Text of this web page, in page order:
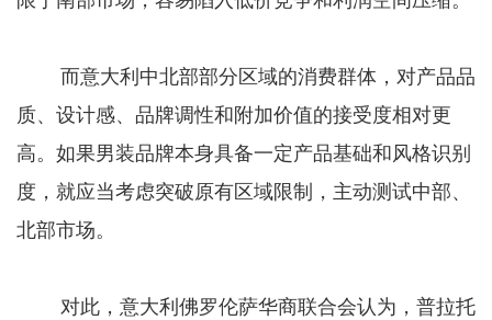
而意大利中北部部分区域的消费群体，对产品品
质、设计感、品牌调性和附加价值的接受度相对更
高。如果男装品牌本身具备一定产品基础和风格识别
度，就应当考虑突破原有区域限制，主动测试中部、
北部市场。
对此，意大利佛罗伦萨华商联合会认为，普拉托